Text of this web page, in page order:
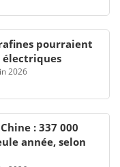
pourraient
électriques
2026
: 337 000
année, selon